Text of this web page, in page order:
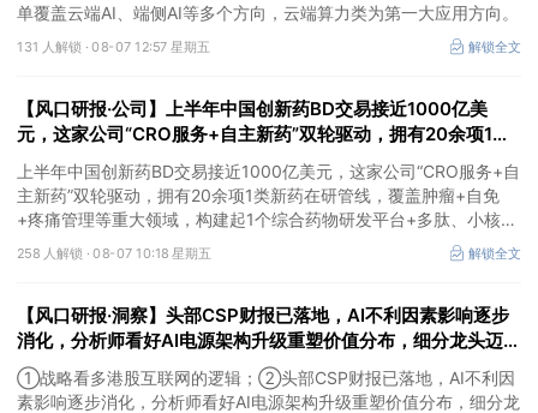
单覆盖云端AI、端侧AI等多个方向，云端算力类为第一大应用方向。
131 人解锁 ·08-07 12:57 星期五 解锁全文
【风口研报·公司】上半年中国创新药BD交易接近1000亿美
元，这家公司“CRO服务+自主新药”双轮驱动，拥有20余项1类
新药在研管线，覆盖肿瘤+自免+疼痛管理等重大领域
上半年中国创新药BD交易接近1000亿美元，这家公司“CRO服务+自
主新药”双轮驱动，拥有20余项1类新药在研管线，覆盖肿瘤+自免
+疼痛管理等重大领域，构建起1个综合药物研发平台+多肽、小核
酸、CGT、小分子4个创新技术平台，创新转型成果正逐步兑现。
258 人解锁 ·08-07 10:18 星期五 解锁全文
【风口研报·洞察】头部CSP财报已落地，AI不利因素影响逐步
消化，分析师看好AI电源架构升级重塑价值分布，细分龙头迈入
放量验证阶段；战略看多港股互联网的逻辑
①战略看多港股互联网的逻辑；②头部CSP财报已落地，AI不利因
素影响逐步消化，分析师看好AI电源架构升级重塑价值分布，细分龙